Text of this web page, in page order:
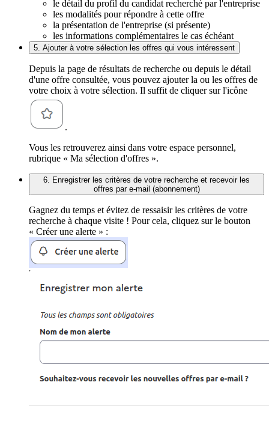
le détail du profil du candidat recherché par l'entreprise
les modalités pour répondre à cette offre
la présentation de l'entreprise (si présente)
les informations complémentaires le cas échéant
5. Ajouter à votre sélection les offres qui vous intéressent
Depuis la page de résultats de recherche ou depuis le détail
d'une offre consultée, vous pouvez ajouter la ou les offres de
votre choix à votre sélection. Il suffit de cliquer sur l'icône
.
Vous les retrouverez ainsi dans votre espace personnel,
rubrique « Ma sélection d'offres ».
6. Enregistrer les critères de votre recherche et recevoir les
offres par e-mail (abonnement)
Gagnez du temps et évitez de ressaisir les critères de votre
recherche à chaque visite ! Pour cela, cliquez sur le bouton
« Créer une alerte » :